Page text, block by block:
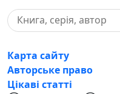
Карта сайту
Авторське право
Цікаві статті